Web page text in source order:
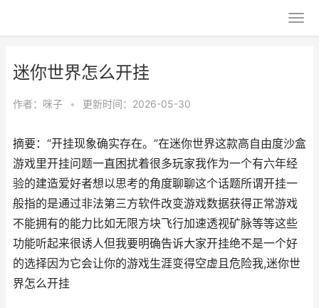
迷你世界怎么开挂
作者： 咪子 • 更新时间：2026-05-30
摘要：“开挂现象确实存在。”在迷你世界这款高自由度沙盒
游戏里开挂问题一直困扰着很多玩家我作为一个有六年经
验的建造爱好者想以思考的角度聊聊这个话题所谓开挂一
般指的是通过非法第三方软件改变游戏数据获得正常游戏
不能拥有的能力比如无限方块飞行加速透视矿脉等等这些
功能听起来很诱人但我要明确告诉大家开挂绝不是一个好
的选择因为它会让你的游戏生涯变得空虚且危险我,迷你世
界怎么开挂